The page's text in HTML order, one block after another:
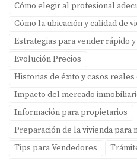
Cómo elegir al profesional
Cómo la ubicación y calidad de
Estrategias para vender rápido
Evolución Precios
Historias de éxito y casos
Impacto del mercado
Información para propietarios
Preparación de la vivienda para
Tips para Vendedores